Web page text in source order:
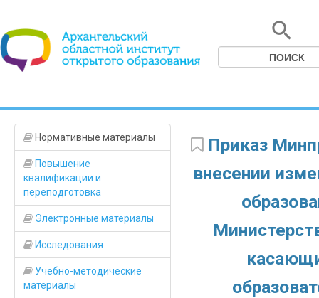
Нормативные материалы
Повышение
квалификации и
переподготовка
Электронные материалы
Исследования
Учебно-методические
материалы
Приказ
внесении